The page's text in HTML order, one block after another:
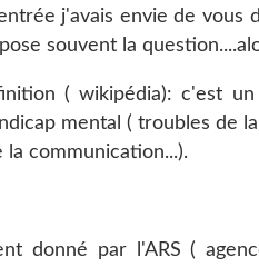
j'avais envie de vous
souvent la
( wikipédia): c'est
mental ( troubles de
communication...).
donné par l'ARS (